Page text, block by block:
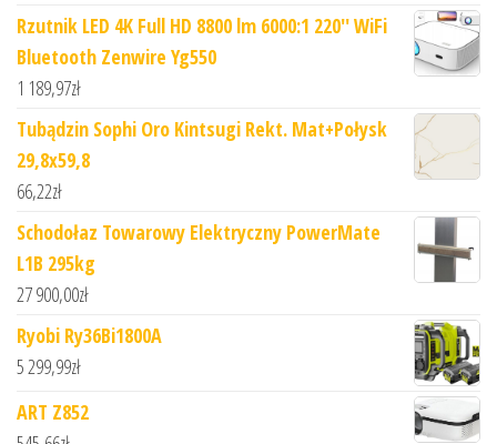
Rzutnik LED 4K Full HD 8800 lm 6000:1 220'' WiFi
Bluetooth Zenwire Yg550
1 189,97zł
Tubądzin Sophi Oro Kintsugi Rekt. Mat+Połysk
29,8x59,8
66,22zł
Schodołaz Towarowy Elektryczny PowerMate
L1B 295kg
27 900,00zł
Ryobi Ry36Bi1800A
5 299,99zł
ART Z852